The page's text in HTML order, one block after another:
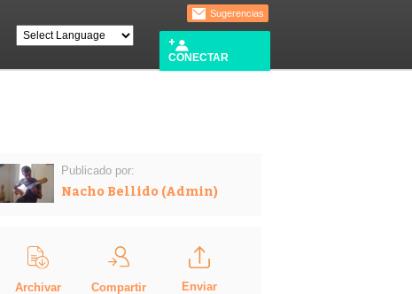
Sugerencias
CONECTAR
Publicado por:
Nacho Bellido (Admin)
Archivar Compartir Enviar